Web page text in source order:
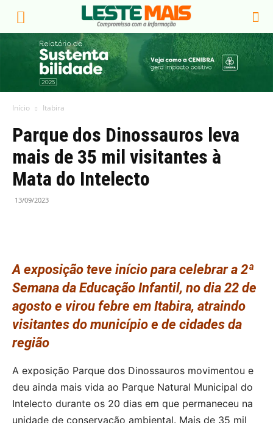
Início Itabira
Parque dos Dinossauros leva
mais de 35 mil visitantes à
Mata do Intelecto
13/09/2023
A exposição teve início para celebrar a 2ª
Semana da Educação Infantil, no dia 22 de
agosto e virou febre em Itabira, atraindo
visitantes do município e de cidades da
região
A exposição Parque dos Dinossauros movimentou e
deu ainda mais vida ao Parque Natural Municipal do
Intelecto durante os 20 dias em que permaneceu na
unidade de conservação ambiental. Mais de 35 mil